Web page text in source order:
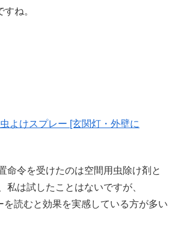
ね。
よけスプレー [玄関灯・外壁に
命令を受けたのは空間用虫除け剤と
私は試したことはないですが、
を読むと効果を実感している方が多い